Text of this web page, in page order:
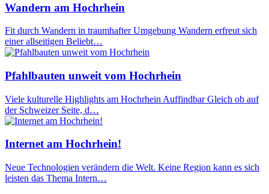
Wandern am Hochrhein
Fit durch Wandern in traumhafter Umgebung Wandern erfreut sich
einer allseitigen Beliebt…
Pfahlbauten unweit vom Hochrhein
Viele kulturelle Highlights am Hochrhein Auffindbar Gleich ob auf
der Schweizer Seite, d…
Internet am Hochrhein!
Neue Technologien verändern die Welt. Keine Region kann es sich
leisten das Thema Intern…